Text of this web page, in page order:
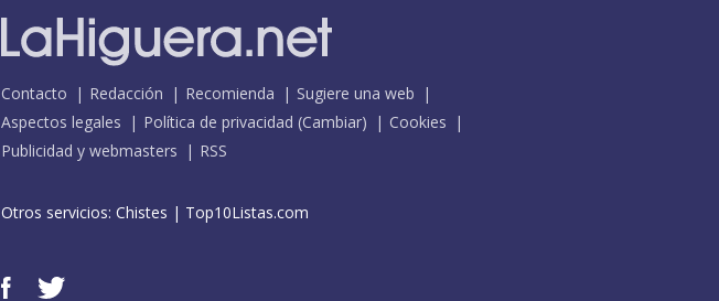
Contacto Redacción Recomienda
Sugiere una web
Aspectos legales
Política de privacidad (Cambiar)
Cookies
Publicidad y webmasters
RSS
Otros servicios: Chistes | Top10Listas.com